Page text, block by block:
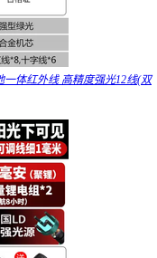
体红外线 高精度强光12线(双